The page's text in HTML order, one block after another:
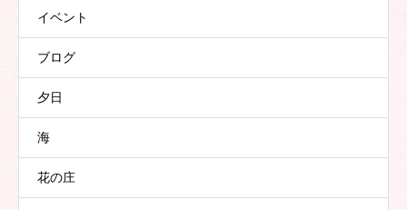
イベント
ブログ
夕日
海
花の庄